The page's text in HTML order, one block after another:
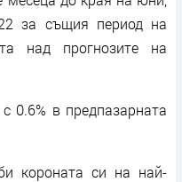
за същия период на
над прогнозите на
0.6% в предпазарната
короната си на най-